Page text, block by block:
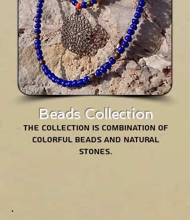
Beads Collection
The collection is combination of
colorful beads and natural
stones.